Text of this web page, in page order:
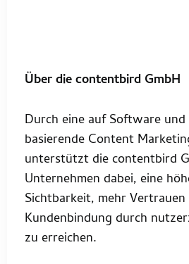
Über die contentbird GmbH
Durch eine auf Software und
basierende Content
unterstützt die contentbird
Unternehmen dabei, eine
Sichtbarkeit, mehr
Kundenbindung durch
zu erreichen.